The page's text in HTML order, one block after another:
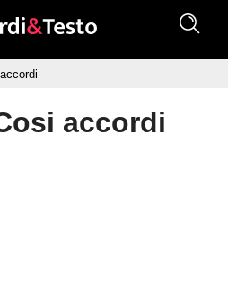
accordi